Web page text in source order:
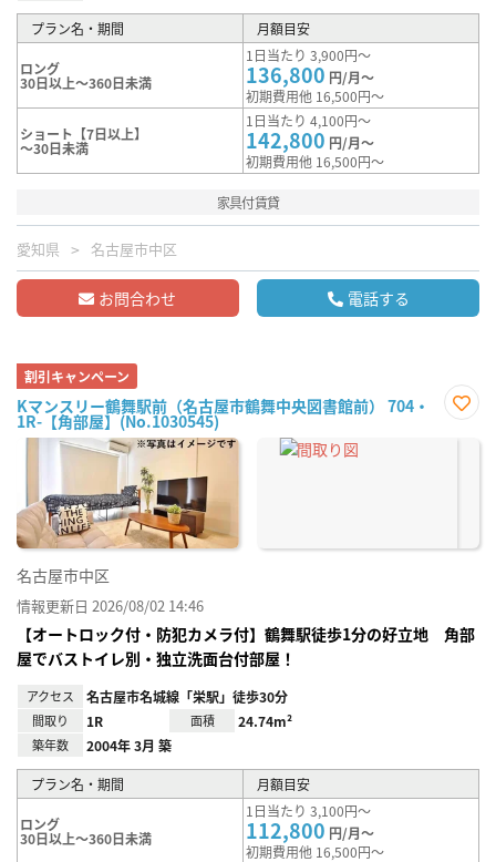
プラン名・期間 月額目安
ロング
30日以上～360日未満
1日当たり 3,900円～
136,800 円/月～
初期費用他 16,500円～
ショート【7日以上】
～30日未満
1日当たり 4,100円～
142,800 円/月～
初期費用他 16,500円～
家具付賃貸
愛知県 名古屋市中区
お問合わせ 電話する
割引キャンペーン
Kマンスリー鶴舞駅前（名古屋市鶴舞中央図書館前） 704・
1R-【角部屋】(No.1030545)
に入
名古屋市中区
情報更新日 2026/08/02 14:46
【オートロック付・防犯カメラ付】鶴舞駅徒歩1分の好立地 角部
屋でバストイレ別・独立洗面台付部屋！
アクセス 名古屋市名城線「栄駅」徒歩30分
間取り 1R 面積 24.74m²
築年数 2004年 3月 築
プラン名・期間 月額目安
ロング
30日以上～360日未満
1日当たり 3,100円～
112,800 円/月～
初期費用他 16,500円～